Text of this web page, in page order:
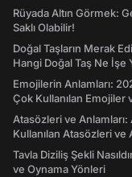
Rüyada Altın Görmek:
Saklı Olabilir!
Doğal Taşların Merak
Hangi Doğal Taş Ne İşe
Emojilerin Anlamları:
Çok Kullanılan Emojiler
Atasözleri ve
Kullanılan Atasözleri ve
Tavla Diziliş Şekli
ve Oynama Yönleri